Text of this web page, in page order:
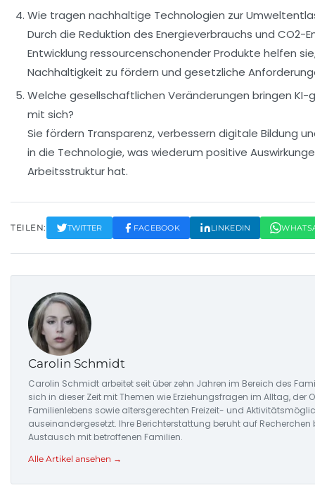
Wie tragen nachhaltige Technologien zur
Durch die Reduktion des Energieverbrauchs und CO2-
Entwicklung ressourcenschonender Produkte helfen
Nachhaltigkeit zu fördern und gesetzliche
Welche gesellschaftlichen Veränderungen bringen
mit sich?
Sie fördern Transparenz, verbessern digitale Bildung
in die Technologie, was wiederum positive
Arbeitsstruktur hat.
TEILEN: TWITTER FACEBOOK LINKEDIN
Carolin Schmidt
Carolin Schmidt arbeitet seit über zehn Jahren im Bereich des
sich in dieser Zeit mit Themen wie Erziehungsfragen im Alltag, der
Familienlebens sowie altersgerechten Freizeit- und
auseinandergesetzt. Ihre Berichterstattung beruht auf Recherchen
Austausch mit betroffenen Familien.
Alle Artikel ansehen →